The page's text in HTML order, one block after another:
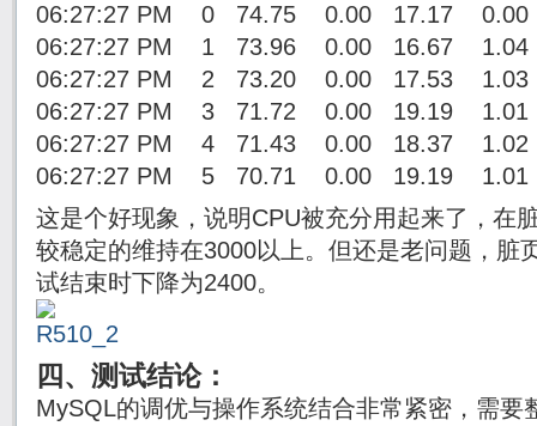
06:27:27 PM 0 74.75 0.00 17.17
06:27:27 PM 1 73.96 0.00 16.67
06:27:27 PM 2 73.20 0.00 17.53
06:27:27 PM 3 71.72 0.00 19.19
06:27:27 PM 4 71.43 0.00 18.37
06:27:27 PM 5 70.71 0.00 19.19
这是个好现象，说明CPU被充分用起来了，在
较稳定的维持在3000以上。但还是老问题，脏
试结束时下降为2400。
四、测试结论：
MySQL的调优与操作系统结合非常紧密，需要